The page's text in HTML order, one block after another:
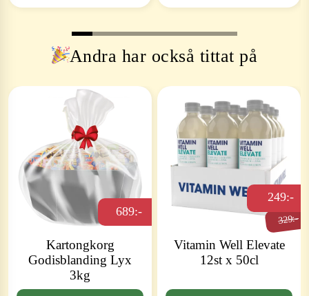
Andra har också tittat på
Kartongkorg
Godisblanding Lyx
3kg
689:-
Vitamin Well Elevate
12st x 50cl
329:-
249:-